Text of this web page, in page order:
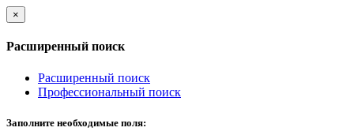
×
Расширенный поиск
Расширенный поиск
Профессиональный поиск
Заполните необходимые поля: